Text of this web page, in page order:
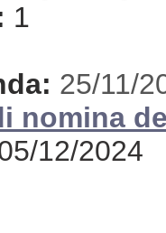
1
25/11/
nomina
12/2024